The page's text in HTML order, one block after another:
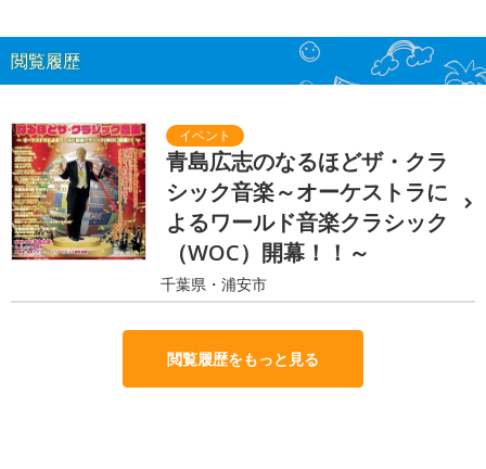
閲覧履歴
青島広志のなるほどザ・クラ
シック音楽～オーケストラに
よるワールド音楽クラシック
（WOC）開幕！！～
千葉県・浦安市
閲覧履歴をもっと見る